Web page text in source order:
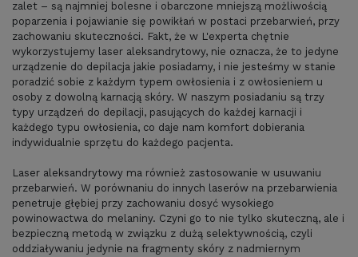
zalet – są najmniej bolesne i obarczone mniejszą możliwością
poparzenia i pojawianie się powikłań w postaci przebarwień, przy
zachowaniu skuteczności. Fakt, że w L'experta chętnie
wykorzystujemy laser aleksandrytowy, nie oznacza, że to jedyne
urządzenie do depilacja jakie posiadamy, i nie jesteśmy w stanie
poradzić sobie z każdym typem owłosienia i z owłosieniem u
osoby z dowolną karnacją skóry. W naszym posiadaniu są trzy
typy urządzeń do depilacji, pasujących do każdej karnacji i
każdego typu owłosienia, co daje nam komfort dobierania
indywidualnie sprzętu do każdego pacjenta.
Laser aleksandrytowy ma również zastosowanie w usuwaniu
przebarwień. W porównaniu do innych laserów na przebarwienia
penetruje głębiej przy zachowaniu dosyć wysokiego
powinowactwa do melaniny. Czyni go to nie tylko skuteczną, ale i
bezpieczną metodą w związku z dużą selektywnością, czyli
oddziaływaniu jedynie na fragmenty skóry z nadmiernym